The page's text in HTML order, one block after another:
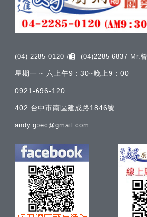
(04) 2285-0120 / (04)2285-6837 Mr.曾
星期一 ~ 六上午9：30~晚上9：00
0921-696-120
402 台中市南區建成路1846號
andy.goec@gmail.com